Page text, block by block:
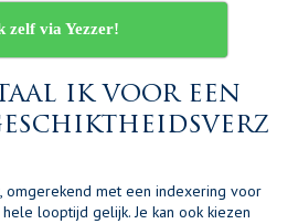
zelf via Yezzer!
ik voor een
omgerekend met een indexering voor
looptijd gelijk. Je kan ook kiezen